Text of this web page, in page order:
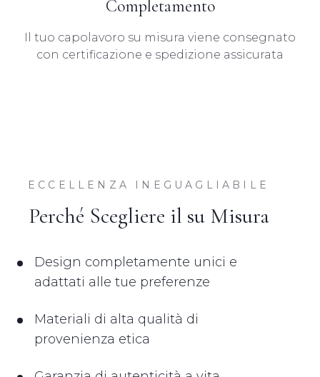
Completamento
Il tuo capolavoro su misura viene consegnato
con certificazione e spedizione assicurata
ECCELLENZA INEGUAGLIABILE
Perché Scegliere il su Misura
Design completamente unici e
adattati alle tue preferenze
Materiali di alta qualità di
provenienza etica